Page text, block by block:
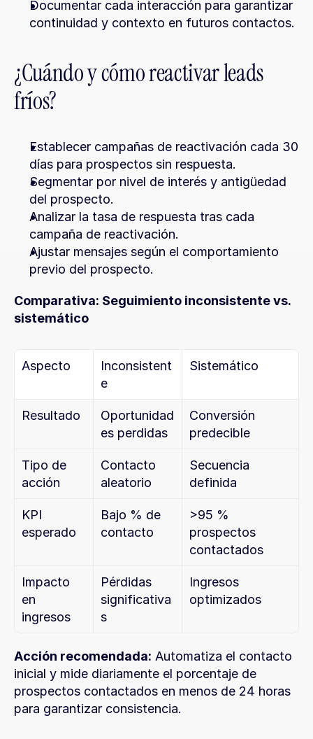
Documentar cada interacción para garantizar
continuidad y contexto en futuros contactos.
¿Cuándo y cómo reactivar leads
fríos?
Establecer campañas de reactivación cada 30
días para prospectos sin respuesta.
Segmentar por nivel de interés y antigüedad
del prospecto.
Analizar la tasa de respuesta tras cada
campaña de reactivación.
Ajustar mensajes según el comportamiento
previo del prospecto.
Comparativa: Seguimiento inconsistente vs.
sistemático
Aspecto
Inconsistent
e
Sistemático
Resultado
Oportunidad
es perdidas
Conversión
predecible
Tipo de
acción
Contacto
aleatorio
Secuencia
definida
KPI
esperado
Bajo % de
contacto
>95 %
prospectos
contactados
Impacto
en
ingresos
Pérdidas
significativa
s
Ingresos
optimizados
Acción recomendada: Automatiza el contacto
inicial y mide diariamente el porcentaje de
prospectos contactados en menos de 24 horas
para garantizar consistencia.